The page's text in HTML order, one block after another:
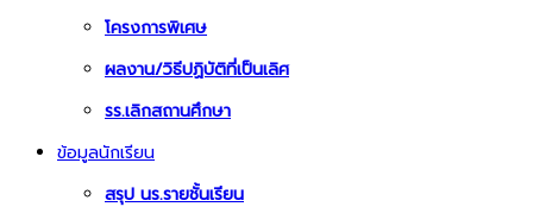
โครงการพิเศษ
ผลงาน/วิธีปฏิบัติที่เป็นเลิศ
รร.เลิกสถานศึกษา
ข้อมูลนักเรียน
สรุป นร.รายชั้นเรียน